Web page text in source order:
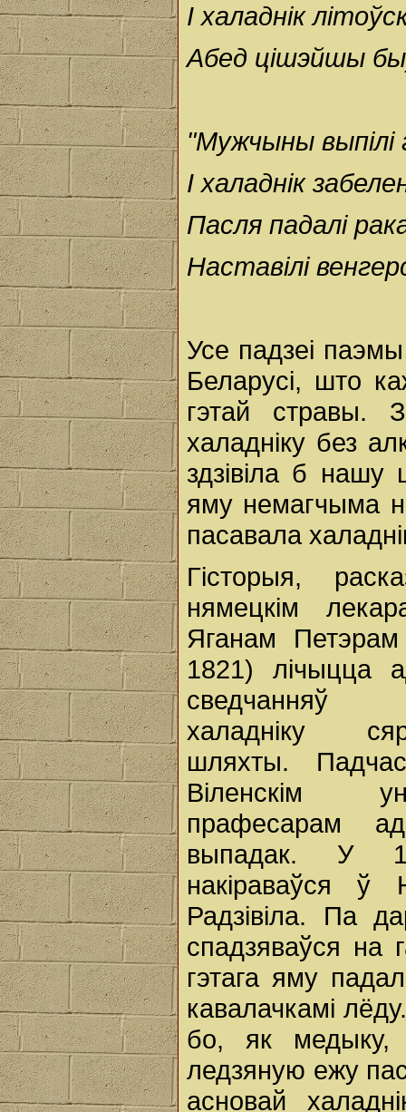
І халаднік
Абед цішэйшы
"Мужчыны выпілі
І халаднік
Пасля падалі
Наставілі
Усе падзеі
Беларусі, што
гэтай стравы.
халадніку без
здзівіла б нашу
яму немагчыма
пасавала
Гісторыя,
нямецкім
Яганам
1821) лічыцца
сведчанняў
халадніку
шляхты.
Віленскім
прафесарам
выпадак. У
накіраваўся ў
Радзівіла. Па
спадзяваўся на
гэтага яму
кавалачкамі
бо, як медыку,
ледзяную ежу
асновай